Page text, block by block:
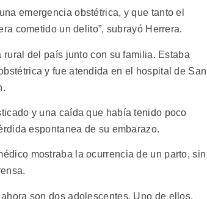
emergencia obstétrica, y que tanto el
cometido un delito”, subrayó Herrera.
del país junto con su familia. Estaba
y fue atendida en el hospital de San
y una caída que había tenido poco
espontanea de su embarazo.
mostraba la ocurrencia de un parto, sin
son dos adolescentes. Uno de ellos,